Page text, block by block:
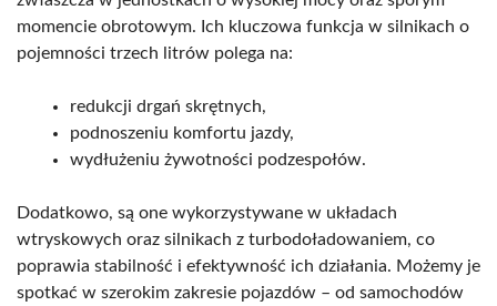
momencie obrotowym. Ich kluczowa funkcja w silnikach o
pojemności trzech litrów polega na:
redukcji drgań skrętnych,
podnoszeniu komfortu jazdy,
wydłużeniu żywotności podzespołów.
Dodatkowo, są one wykorzystywane w układach
wtryskowych oraz silnikach z turbodoładowaniem, co
poprawia stabilność i efektywność ich działania. Możemy je
spotkać w szerokim zakresie pojazdów – od samochodów